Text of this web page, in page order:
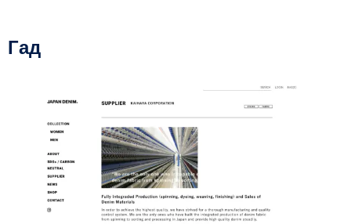
Гад